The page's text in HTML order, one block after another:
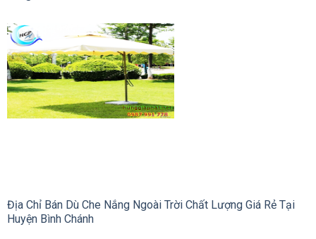
Địa Chỉ Bán Dù Che Nắng Ngoài Trời Chất Lượng Giá Rẻ Tại
Huyện Bình Chánh